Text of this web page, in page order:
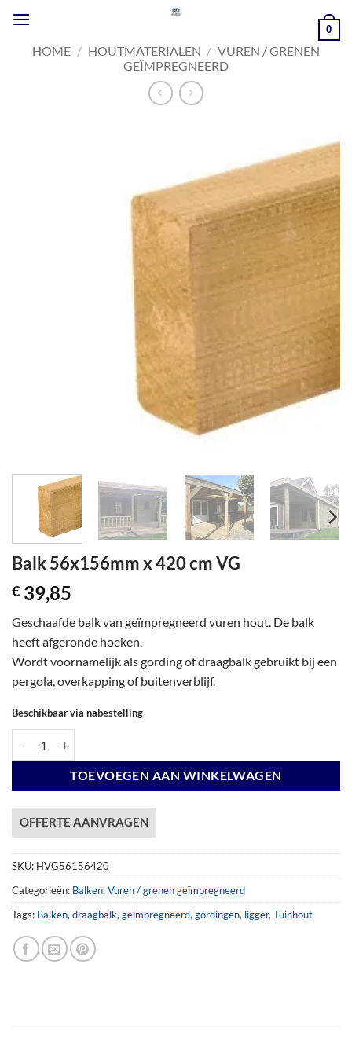
naar
inhoud
0
HOME / HOUTMATERIALEN / VUREN / GRENEN
GEÏMPREGNEERD
Balk 56x156mm x 420 cm VG
€ 39,85
Geschaafde balk van geïmpregneerd vuren hout. De balk
heeft afgeronde hoeken.
Wordt voornamelijk als gording of draagbalk gebruikt bij een
pergola, overkapping of buitenverblijf.
Beschikbaar via nabestelling
TOEVOEGEN AAN WINKELWAGEN
OFFERTE AANVRAGEN
SKU: HVG56156420
Categorieën: Balken, Vuren / grenen geïmpregneerd
Tags: Balken, draagbalk, geimpregneerd, gordingen, ligger, Tuinhout